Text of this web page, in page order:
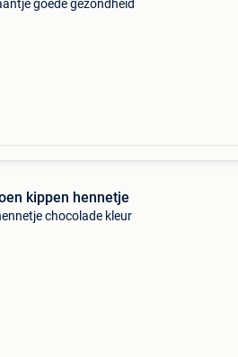
goede gezondheid
kippen hennetje
chocolade kleur